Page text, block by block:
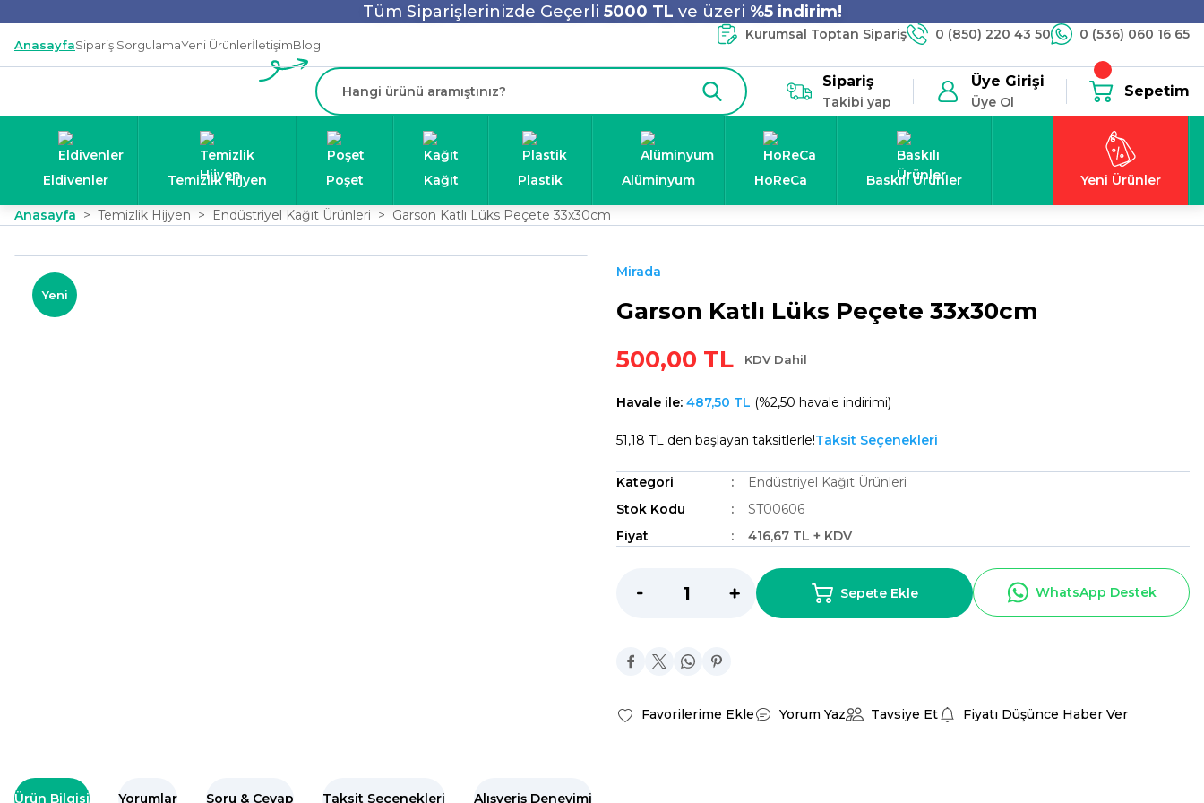
Tüm Siparişlerinizde Geçerli 5000 TL ve üzeri %5 indirim!
AnasayfaSipariş SorgulamaYeni ÜrünlerİletişimBlog
Kurumsal Toptan Sipariş 0 (850) 220 43 50 0 (536) 060 16 65
Sipariş
Takibi yap
Üye Girişi
Üye Ol
Sepetim
Eldivenler Temizlik Hijyen Poşet Kağıt Plastik Alüminyum HoReCa Baskılı Ürünler Yeni Ürünler
Anasayfa Temizlik Hijyen Endüstriyel Kağıt Ürünleri Garson Katlı Lüks Peçete 33x30cm
Yeni
Mirada
Garson Katlı Lüks Peçete 33x30cm
500,00 TL
KDV Dahil
Havale ile: 487,50 TL (%2,50 havale indirimi)
51,18 TL den başlayan taksitlerle!Taksit Seçenekleri
Kategori
Endüstriyel Kağıt Ürünleri
Stok Kodu
ST00606
Fiyat
416,67 TL + KDV
Sepete Ekle WhatsApp Destek
Yorum Yaz Tavsiye Et Fiyatı Düşünce Haber Ver
Ürün Bilgisi Yorumlar Soru & Cevap Taksit Seçenekleri Alışveriş Deneyimi